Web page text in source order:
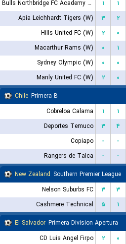
Bulls Northbridge FC Academy (W)
۱ ۱
Apia Leichhardt Tigers (W)
۳ ۲
Hills United FC (W)
۲ ۰
Macarthur Rams (W)
۰ ۱
Sydney Olympic (W)
۰ ۰
Manly United FC (W)
۲ ۰
Chile Primera B
Cobreloa Calama
۱ ۱
Deportes Temuco
۳ ۴
Copiapo
- -
Rangers de Talca
- -
New Zealand Southern Premier League
Nelson Suburbs FC
۳ ۳
Cashmere Technical
۵ ۱
El Salvador Primera Division Apertura
CD Luis Angel Firpo
۲ ۰